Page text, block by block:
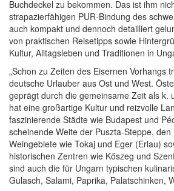
Buchdeckel zu bekommen. Das ist ihm
strapazierfähigen PUR-Bindung des
auch kompakt und dennoch detailliert
von praktischen Reisetipps sowie
Kultur, Alltagsleben und Traditionen in
„Schon zu Zeiten des Eisernen Vorhangs
deutsche Urlauber aus Ost und West.
geprägt durch die gemeinsame Zeit als k.
hat eine großartige Kultur und reizvolle
faszinierende Städte wie Budapest und
scheinende Weite der Puszta-Steppe, den
Weingebiete wie Tokaj und Eger (Erlau)
historischen Zentren wie Kőszeg und
sind auch die für Ungarn typischen
Gulasch, Salami, Paprika, Palatschinken,